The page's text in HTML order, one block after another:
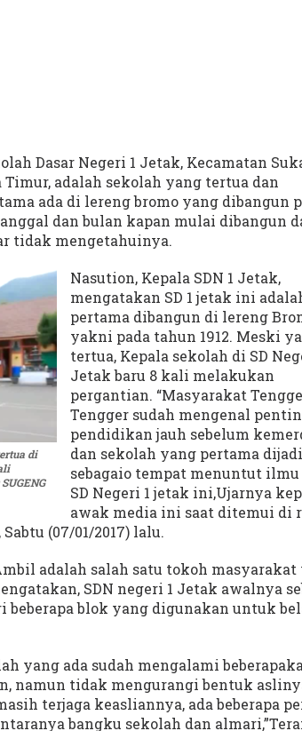
Dasar Negeri 1 Jetak, Kecamatan
adalah sekolah yang tertua dan
ada di lereng bromo yang dibangun
dan bulan kapan mulai dibangun
tidak mengetahuinya.
di
Nasution, Kepala SDN 1 Jetak,
mengatakan SD 1 jetak ini
pertama dibangun di lereng
yakni pada tahun 1912. Meski
tertua, Kepala sekolah di SD
Jetak baru 8 kali melakukan
pergantian. “Masyarakat
Tengger sudah mengenal
pendidikan jauh sebelum
dan sekolah yang pertama
sebagaio tempat menuntut ilmu
SD Negeri 1 jetak ini,Ujarnya
awak media ini saat ditemui di
(07/01/2017) lalu.
adalah salah satu tokoh masyarakat
SDN negeri 1 Jetak awalnya
blok yang digunakan untuk
yang ada sudah mengalami
namun tidak mengurangi bentuk
terjaga keasliannya, ada beberapa
bangku sekolah dan